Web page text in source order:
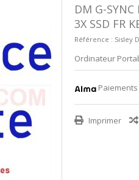
DM G-
3X SSD FR
Référence : Sisley
Ordinateur
Imprimer